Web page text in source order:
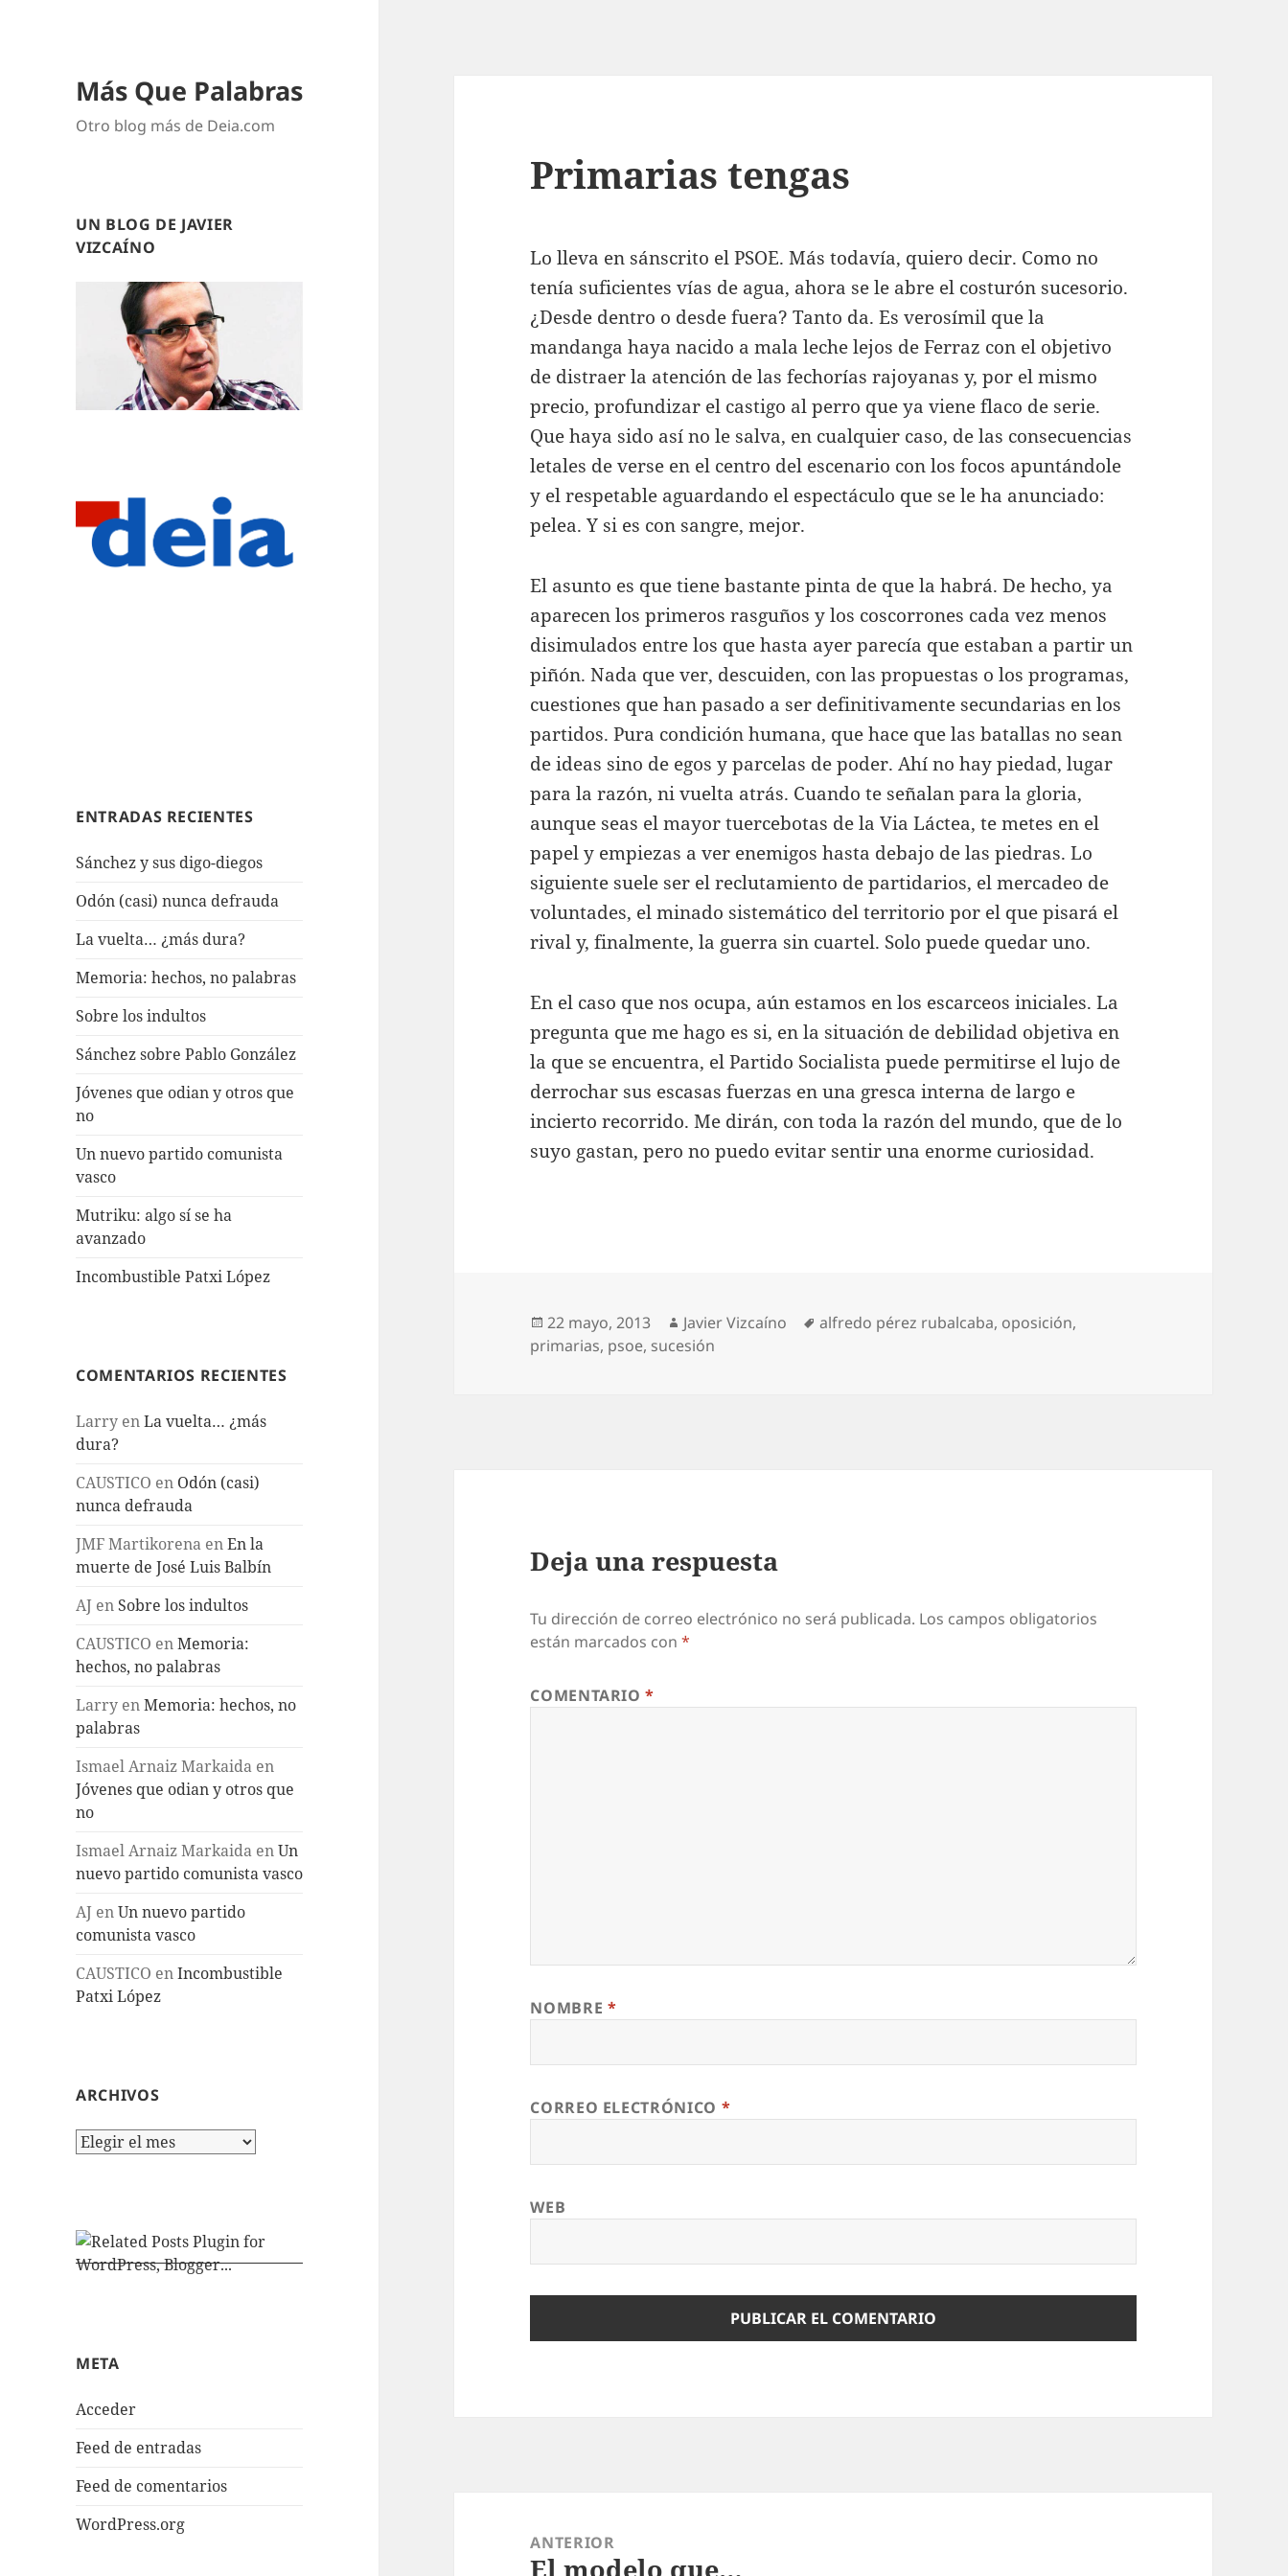
Más Que Palabras
Otro blog más de Deia.com
UN BLOG DE JAVIER
VIZCAÍNO
ENTRADAS RECIENTES
Sánchez y sus digo-diegos
Odón (casi) nunca defrauda
La vuelta… ¿más dura?
Memoria: hechos, no palabras
Sobre los indultos
Sánchez sobre Pablo González
Jóvenes que odian y otros que
no
Un nuevo partido comunista
vasco
Mutriku: algo sí se ha
avanzado
Incombustible Patxi López
COMENTARIOS RECIENTES
Larry enLa vuelta… ¿más
dura?
CAUSTICO en Odón (casi)
nunca defrauda
JMF Martikorena enEn la
muerte de José Luis Balbín
AJ en Sobre los indultos
CAUSTICO enMemoria:
hechos, no palabras
Larry enMemoria: hechos, no
palabras
Ismael Arnaiz Markaida en
Jóvenes que odian y otros que
no
Ismael Arnaiz Markaida enUn
nuevo partido comunista vasco
AJ enUn nuevo partido
comunista vasco
CAUSTICO enIncombustible
Patxi López
ARCHIVOS
Archivos
META
Acceder
Feed de entradas
Feed de comentarios
WordPress.org
Primarias tengas
Lo lleva en sánscrito el PSOE. Más todavía, quiero decir. Como no
tenía suficientes vías de agua, ahora se le abre el costurón sucesorio.
¿Desde dentro o desde fuera? Tanto da. Es verosímil que la
mandanga haya nacido a mala leche lejos de Ferraz con el objetivo
de distraer la atención de las fechorías rajoyanas y, por el mismo
precio, profundizar el castigo al perro que ya viene flaco de serie.
Que haya sido así no le salva, en cualquier caso, de las consecuencias
letales de verse en el centro del escenario con los focos apuntándole
y el respetable aguardando el espectáculo que se le ha anunciado:
pelea. Y si es con sangre, mejor.
El asunto es que tiene bastante pinta de que la habrá. De hecho, ya
aparecen los primeros rasguños y los coscorrones cada vez menos
disimulados entre los que hasta ayer parecía que estaban a partir un
piñón. Nada que ver, descuiden, con las propuestas o los programas,
cuestiones que han pasado a ser definitivamente secundarias en los
partidos. Pura condición humana, que hace que las batallas no sean
de ideas sino de egos y parcelas de poder. Ahí no hay piedad, lugar
para la razón, ni vuelta atrás. Cuando te señalan para la gloria,
aunque seas el mayor tuercebotas de la Via Láctea, te metes en el
papel y empiezas a ver enemigos hasta debajo de las piedras. Lo
siguiente suele ser el reclutamiento de partidarios, el mercadeo de
voluntades, el minado sistemático del territorio por el que pisará el
rival y, finalmente, la guerra sin cuartel. Solo puede quedar uno.
En el caso que nos ocupa, aún estamos en los escarceos iniciales. La
pregunta que me hago es si, en la situación de debilidad objetiva en
la que se encuentra, el Partido Socialista puede permitirse el lujo de
derrochar sus escasas fuerzas en una gresca interna de largo e
incierto recorrido. Me dirán, con toda la razón del mundo, que de lo
suyo gastan, pero no puedo evitar sentir una enorme curiosidad.
Publicado
el
22 mayo, 2013 Autor
Javier Vizcaíno Etiquetas
alfredo pérez rubalcaba, oposición,
primarias, psoe, sucesión
Deja una respuesta
Tu dirección de correo electrónico no será publicada. Los campos obligatorios
están marcados con*
COMENTARIO*
NOMBRE *
CORREO ELECTRÓNICO *
WEB
entradas
ANTERIOR
Entrada
El modelo que…